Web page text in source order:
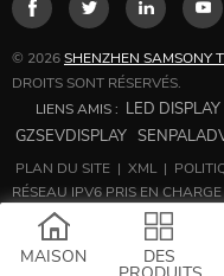
© 2026SHENZHEN SAMSONY
DROITS SONT RÉSERVÉS.
LIENS AMIS : LED
GZSEVDISPLAY
PLAN DU SITE | XML |
RÉSEAU IPV6 PRIS EN CHARGE
MAISON DES